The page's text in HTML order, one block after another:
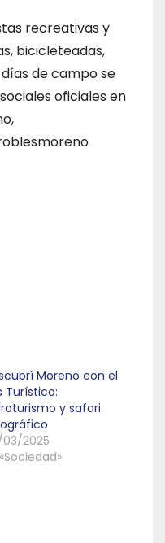
recreativas y
bicicleteadas,
de campo se
oficiales en
Moreno con el
Turístico:
y safari
2025